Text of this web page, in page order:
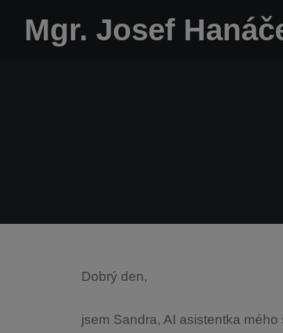
Mgr. Josef
Dobrý den,
jsem Sandra, AI asistentka